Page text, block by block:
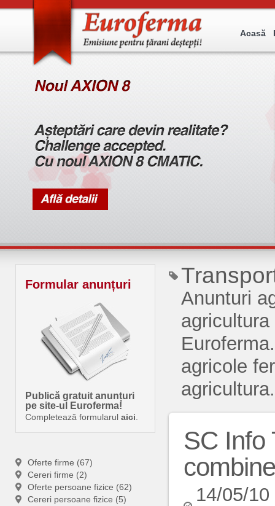
Acasă
Formular anunțuri
Publică gratuit anunțuri
pe site-ul Euroferma!
Completează formularul aici
Oferte firme (67)
Cereri firme (2)
Oferte persoane fizice (62)
Cereri persoane fizice (5)
Anunturi
agricole
agricultura.
SC Info
14/05/